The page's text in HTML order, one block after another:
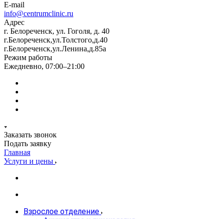
E-mail
info@centrumclinic.ru
Адрес
г. Белореченск, ул. Гоголя, д. 40
г.Белореченск,ул.Толстого,д.40
г.Белореченск,ул.Ленина,д.85а
Режим работы
Ежедневно, 07:00–21:00
Заказать звонок
Подать заявку
Главная
Услуги и цены
Взрослое отделение